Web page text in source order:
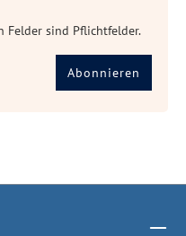
Felder sind Pflichtfelder.
Abonnieren